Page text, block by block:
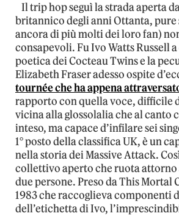
Il trip hop seguì la strada aperta
britannico degli anni Ottanta, pure
ancora di più molti dei loro fan)
consapevoli. Fu Ivo Watts Russell
poetica dei Cocteau Twins e la
Elizabeth Fraser adesso ospite
tournée che ha appena
rapporto con quella voce, difficile
vicina alla glossolalia che al canto
inteso, ma capace d’infilare sei
1° posto della classifica UK, è un
nella storia dei Massive Attack.
collettivo aperto che ruota attorno
due persone. Preso da This Mortal
1983 che raccoglieva componenti
dell’etichetta di Ivo,